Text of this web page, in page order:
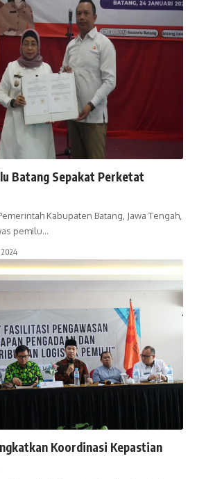
Batang Sepakat Perketat
Kabupaten Batang, Jawa Tengah,
pemilu…
Koordinasi Kepastian